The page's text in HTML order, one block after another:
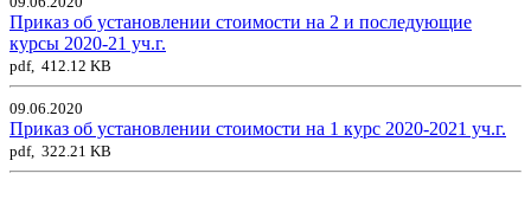
Приказ об установлении стоимости на 2 и последующие
курсы 2020-21 уч.г.
pdf, 412.12 KB
09.06.2020
Приказ об установлении стоимости на 1 курс 2020-2021 уч.г.
pdf, 322.21 KB